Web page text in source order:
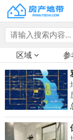
区域 参